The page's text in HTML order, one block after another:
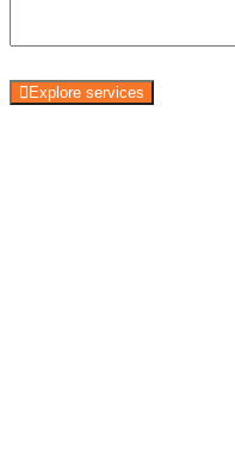
Explore services